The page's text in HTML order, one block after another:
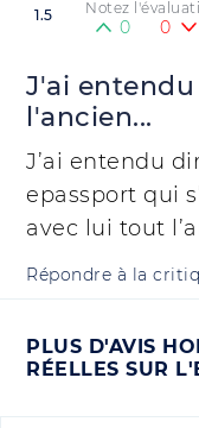
1.5 Notez
0 0
J'ai
l'ancien...
J’ai entendu
epassport qui
avec lui tout
Répondre à la
PLUS D'AVIS
RÉELLES SUR